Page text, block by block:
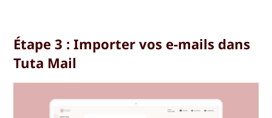
Étape 3 : Importer vos e-mails dans
Tuta Mail